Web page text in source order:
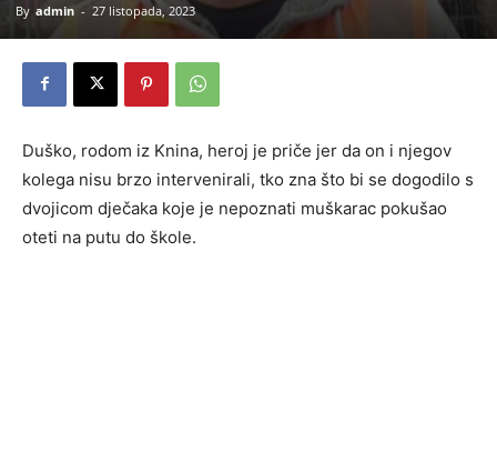
By admin - 27 listopada, 2023
Duško, rodom iz Knina, heroj je priče jer da on i njegov
kolega nisu brzo intervenirali, tko zna što bi se dogodilo s
dvojicom dječaka koje je nepoznati muškarac pokušao
oteti na putu do škole.